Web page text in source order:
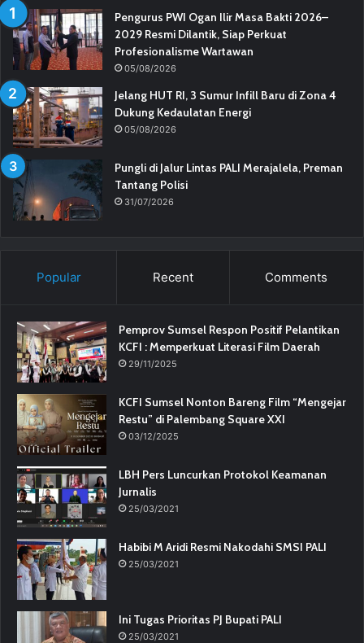
Pengurus PWI Ogan Ilir Masa Bakti 2026–
2029 Resmi Dilantik, Siap Perkuat
Profesionalisme Wartawan
05/08/2026
Jelang HUT RI, 3 Sumur Infill Baru di Zona 4
Dukung Kedaulatan Energi
05/08/2026
Pungli di Jalur Lintas PALI Merajalela, Preman
Tantang Polisi
31/07/2026
Popular Recent Comments
Pemprov Sumsel Respon Positif Pelantikan
KCFI : Memperkuat Literasi Film Daerah
29/11/2025
KCFI Sumsel Nonton Bareng Film “Mengejar
Restu” di Palembang Square XXI
03/12/2025
LBH Pers Luncurkan Protokol Keamanan
Jurnalis
25/03/2021
Habibi M Aridi Resmi Nakodahi SMSI PALI
25/03/2021
Ini Tugas Prioritas PJ Bupati PALI
25/03/2021